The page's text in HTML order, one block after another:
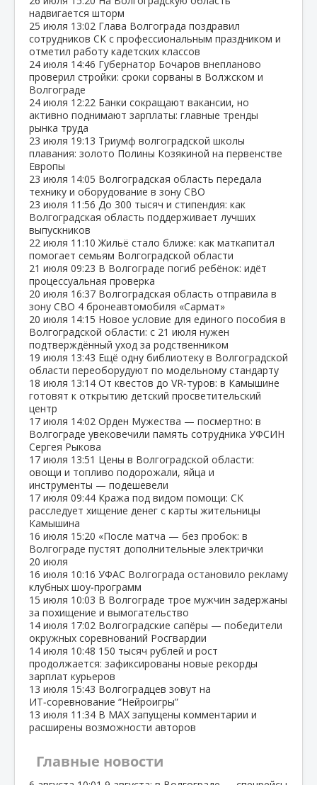
надвигается шторм
25 июля 13:02 Глава Волгограда поздравил
сотрудников СК с профессиональным праздником и
отметил работу кадетских классов
24 июля 14:46 Губернатор Бочаров внепланово
проверил стройки: сроки сорваны в Волжском и
Волгограде
24 июля 12:22 Банки сокращают вакансии, но
активно поднимают зарплаты: главные тренды
рынка труда
23 июля 19:13 Триумф волгоградской школы
плавания: золото Полины Козякиной на первенстве
Европы
23 июля 14:05 Волгоградская область передала
технику и оборудование в зону СВО
23 июля 11:56 До 300 тысяч и стипендия: как
Волгоградская область поддерживает лучших
выпускников
22 июля 11:10 Жильё стало ближе: как маткапитал
помогает семьям Волгоградской области
21 июля 09:23 В Волгограде погиб ребёнок: идёт
процессуальная проверка
20 июля 16:37 Волгоградская область отправила в
зону СВО 4 бронеавтомобиля «Сармат»
20 июля 14:15 Новое условие для единого пособия в
Волгоградской области: с 21 июля нужен
подтверждённый уход за родственником
19 июля 13:43 Ещё одну библиотеку в Волгоградской
области переоборудуют по модельному стандарту
18 июля 13:14 От квестов до VR‑туров: в Камышине
готовят к открытию детский просветительский
центр
17 июля 14:02 Орден Мужества — посмертно: в
Волгограде увековечили память сотрудника УФСИН
Сергея Рыкова
17 июля 13:51 Цены в Волгоградской области:
овощи и топливо подорожали, яйца и
инструменты — подешевели
17 июля 09:44 Кража под видом помощи: СК
расследует хищение денег с карты жительницы
Камышина
16 июля 15:20 «После матча — без пробок: в
Волгограде пустят дополнительные электрички
20 июля
16 июля 10:16 УФАС Волгограда остановило рекламу
клубных шоу‑программ
15 июля 10:03 В Волгограде трое мужчин задержаны
за похищение и вымогательство
14 июля 17:02 Волгоградские сапёры — победители
окружных соревнований Росгвардии
14 июля 10:48 150 тысяч рублей и рост
продолжается: зафиксированы новые рекорды
зарплат курьеров
13 июля 15:43 Волгоградцев зовут на
ИТ‑соревнование “Нейроигры”
13 июля 11:34 В МАХ запущены комментарии и
расширены возможности авторов
Главные новости